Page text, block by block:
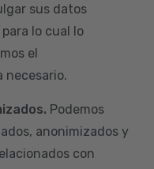
sus datos
lo cual lo
el
necesario.
Podemos
anonimizados y
con